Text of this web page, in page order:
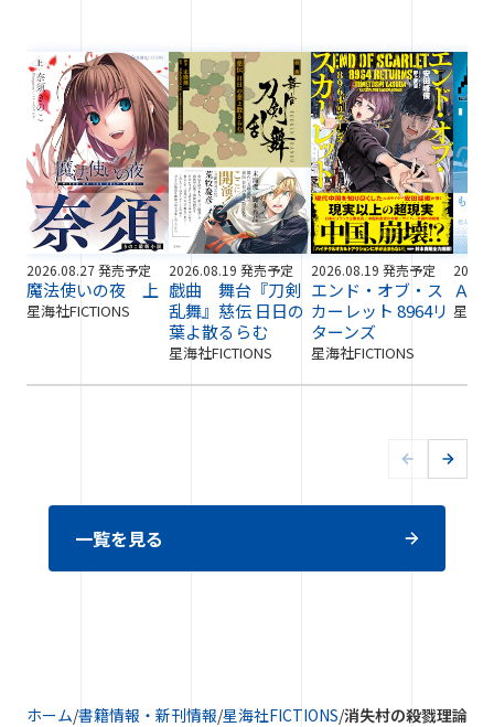
2026.08.27 発売予定
魔法使いの夜 上
星海社FICTIONS
2026.08.19 発売予定
戯曲 舞台『刀剣
乱舞』慈伝 日日の
葉よ散るらむ
星海社FICTIONS
2026.08.19 発売予定
エンド・オブ・ス
カーレット 8964リ
ターンズ
星海社FICTIONS
ＡＩ
星海
一覧を見る
ホーム/書籍情報・新刊情報/星海社FICTIONS/消失村の殺戮理論